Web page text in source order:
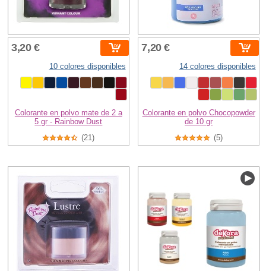
3,20 €
10 colores disponibles
Colorante en polvo mate de 2 a
5 gr - Rainbow Dust
(21)
7,20 €
14 colores disponibles
Colorante en polvo Chocopowder
de 10 gr
(5)